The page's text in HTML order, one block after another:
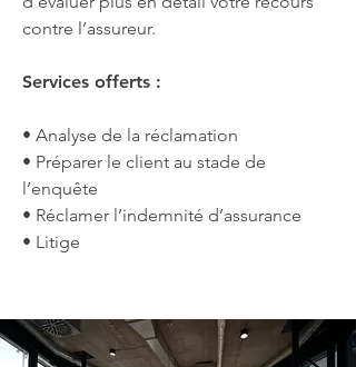
contre l’assureur.
Services offerts :
• Analyse de la réclamation
• Préparer le client au stade de
l’enquête
• Réclamer l’indemnité d’assurance
• Litige